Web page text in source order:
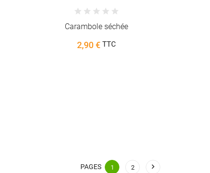
Carambole séchée
2,90 €TTC
PAGES 1 2 